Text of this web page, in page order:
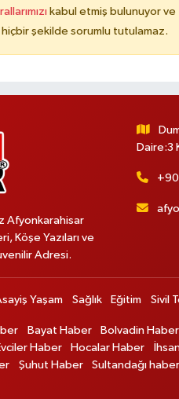
kabul etmiş bulunuyor ve
şekilde sorumlu tutulamaz.
Afyonkarahisar
Köşe Yazıları ve
Adresi.
Daire:3
Yaşam Sağlık Eğitim Sivil
Bayat Haber Bolvadin Haber
Haber Hocalar Haber
Şuhut Haber Sultandağı haber